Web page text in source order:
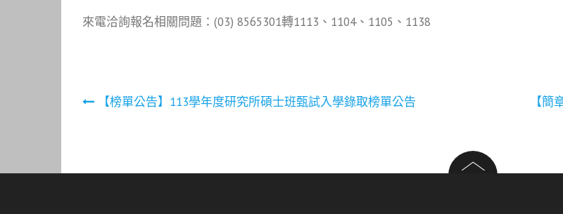
來電洽詢報名相關問題：(03) 8565301轉1113、1104、1105、1138
文
導
【榜單公告】113學年度研究所碩士班甄試入學錄取榜單公告 【